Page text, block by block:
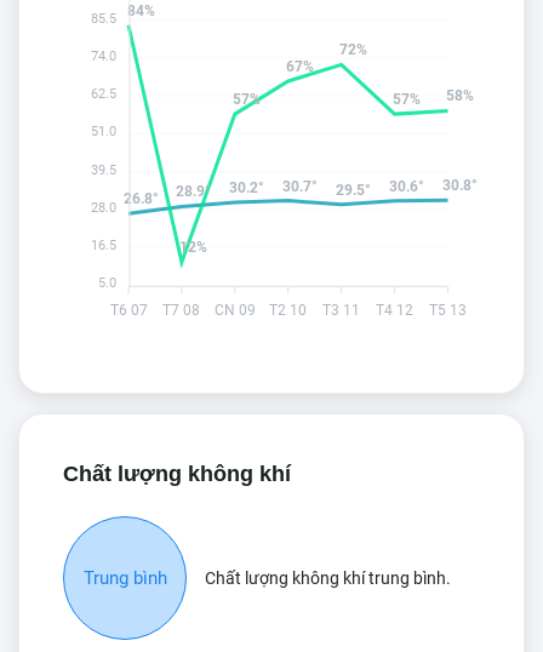
T6 07 T7 08 CN 09 T2 10 T3 11 T4 12 T5 13
26.8° 28.9° 30.2° 30.7° 29.5° 30.6° 30.8°
84%
12%
57%
67%
72%
57% 58%
85.5
74.0
62.5
51.0
39.5
28.0
16.5
5.0
Chất lượng không khí
Trung bình Chất lượng không khí trung bình.